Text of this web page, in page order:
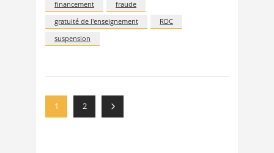
financement
fraude
gratuité de l'enseignement
RDC
suspension
1 2